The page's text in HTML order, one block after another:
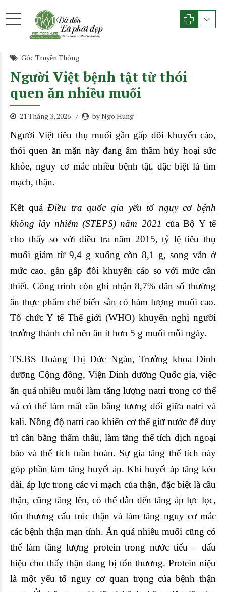
Góc Truyền Thông
Người Việt bệnh tật từ thói
quen ăn nhiều muối
21 Tháng 3, 2026 by Ngo Hung
Người Việt tiêu thụ muối gần gấp đôi khuyến cáo,
thói quen ăn mặn này đang âm thầm hủy hoại sức
khỏe, nguy cơ mắc nhiều bệnh tật, đặc biệt là tim
mạch, thận.
Kết quảĐiều tra quốc gia yếu tố nguy cơ bệnh
không lây nhiễm (STEPS) năm 2021 của Bộ Y tế
cho thấy so với điều tra năm 2015, tỷ lệ tiêu thụ
muối giảm từ 9,4 g xuống còn 8,1 g, song vẫn ở
mức cao, gần gấp đôi khuyến cáo so với mức cần
thiết. Công trình còn ghi nhận 8,7% dân số thường
ăn thực phẩm chế biến sẵn có hàm lượng muối cao.
Tổ chức Y tế Thế giới (WHO) khuyến nghị người
trưởng thành chỉ nên ăn ít hơn 5 g muối mỗi ngày.
TS.BS Hoàng Thị Đức Ngàn, Trưởng khoa Dinh
dưỡng Cộng đồng, Viện Dinh dưỡng Quốc gia, việc
ăn quá nhiều muối làm tăng lượng natri trong cơ thể
và có thể làm mất cân bằng tương đối giữa natri và
kali. Nồng độ natri cao khiến cơ thể giữ nước để duy
trì cân bằng thẩm thấu, làm tăng thể tích dịch ngoại
bào và thể tích tuần hoàn. Sự gia tăng thể tích này
góp phần làm tăng huyết áp. Khi huyết áp tăng kéo
dài, áp lực trong các vi mạch của thận, đặc biệt là cầu
thận, cũng tăng lên, có thể dẫn đến tăng áp lực lọc,
tổn thương cấu trúc thận và làm tăng nguy cơ mắc
các bệnh thận mạn tính. Ăn quá nhiều muối cũng có
thể làm tăng lượng protein trong nước tiểu – dấu
hiệu cho thấy thận đang bị tổn thương. Protein niệu
là một yếu tố nguy cơ quan trọng của bệnh thận